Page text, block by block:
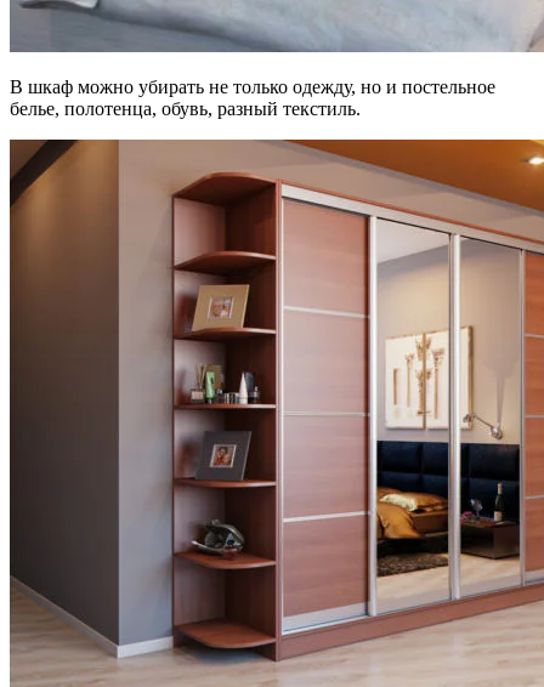
В шкаф можно убирать не только одежду, но и постельное
белье, полотенца, обувь, разный текстиль.